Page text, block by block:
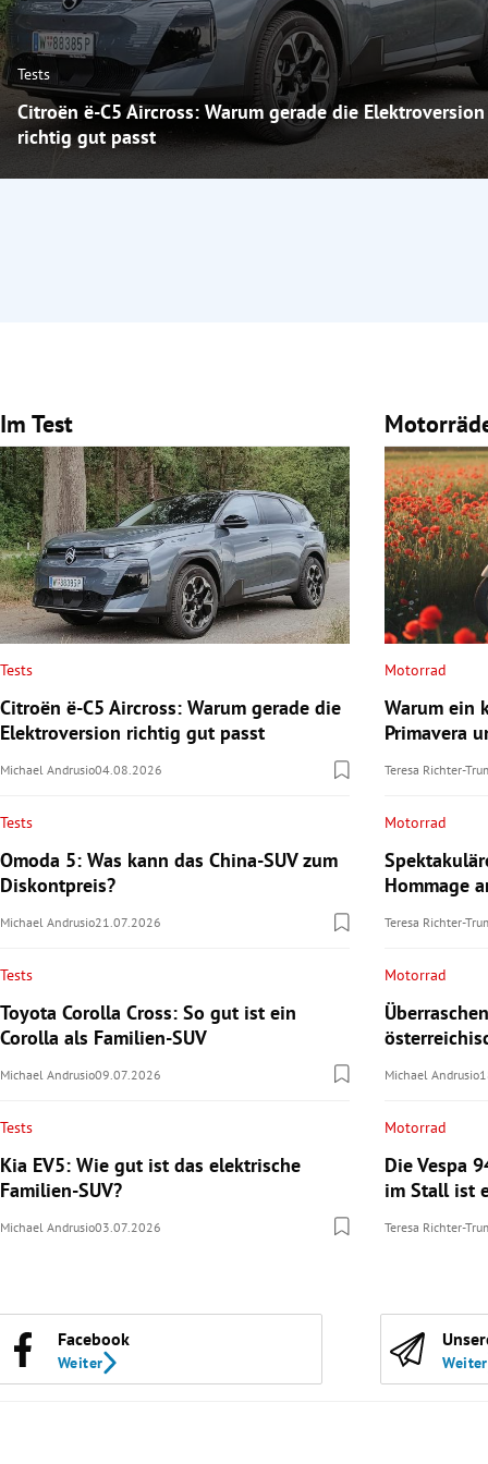
Tests
Citroën ë-C5 Aircross: Warum gerade die Elektroversion
richtig gut passt
Im Test
Tests
Citroën ë-C5 Aircross: Warum gerade die
Elektroversion richtig gut passt
Michael Andrusio04.08.2026
Tests
Omoda 5: Was kann das China-SUV zum
Diskontpreis?
Michael Andrusio21.07.2026
Tests
Toyota Corolla Cross: So gut ist ein
Corolla als Familien-SUV
Michael Andrusio09.07.2026
Tests
Kia EV5: Wie gut ist das elektrische
Familien-SUV?
Michael Andrusio03.07.2026
Motorrad
Warum ein
Primavera
Teresa Richter-
Motorrad
Hommage
Teresa Richter-
Motorrad
Michael Andrusio
Motorrad
Die Vespa
im Stall ist
Teresa Richter-
Facebook
Weiter Weiter